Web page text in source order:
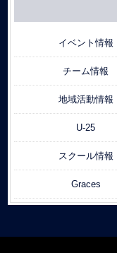
イベント情報
チーム情報
地域活動情報
U-25
スクール情報
Graces